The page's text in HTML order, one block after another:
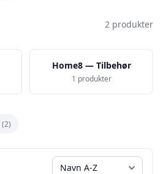
2 produkter
Home8 — Tilbehør
1 produkter
(2)